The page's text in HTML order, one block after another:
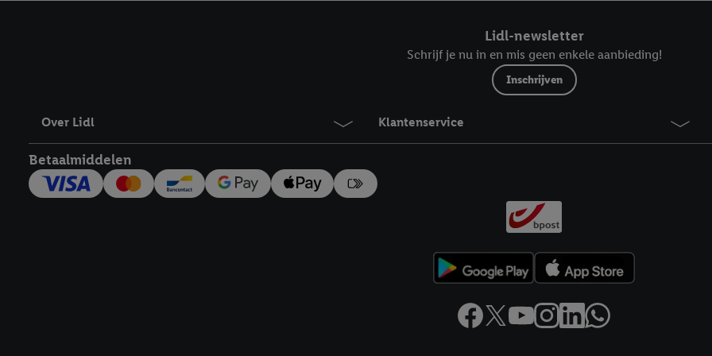
Lidl-newsletter
Schrijf je nu in en mis geen enkele aanbieding!
Inschrijven
Over Lidl Klantenservice
Betaalmiddelen